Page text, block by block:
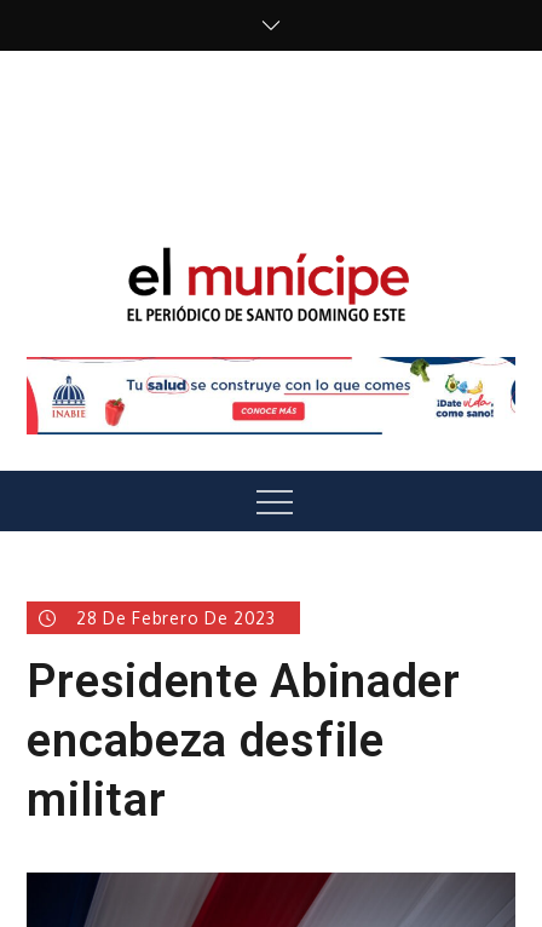
El Munícipe
Menu
28 De Febrero De 2023
Presidente Abinader
encabeza desfile
militar